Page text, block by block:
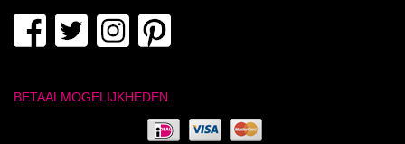
BETAALMOGELIJKHEDEN